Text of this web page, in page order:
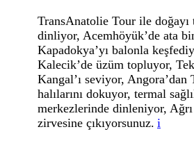
TransAnatolie Tour ile doğayı
dinliyor, Acemhöyük’de ata
Kapadokya’yı balonla
Kalecik’de üzüm topluyor,
Kangal’ı seviyor, Angora’dan
halılarını dokuyor, termal
merkezlerinde dinleniyor, Ağrı
zirvesine çıkıyorsunuz. i